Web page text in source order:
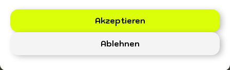
Akzeptieren
Ablehnen
YouTube
Bundesverband Gesundheits-IT – bvitg e. V.
2026©